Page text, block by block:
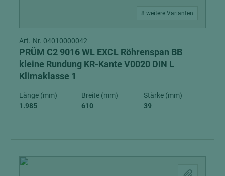
8 weitere Varianten
Art.-Nr. 04010000042
PRÜM C2 9016 WL EXCL Röhrenspan BB
kleine Rundung KR-Kante V0020 DIN L
Klimaklasse 1
Länge (mm)
1.985
Breite (mm)
610
Stärke (mm)
39